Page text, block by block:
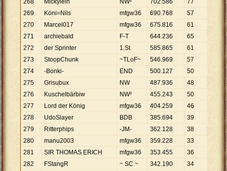
268
Mickylein NW² 702.586 77
124
269
Köni=Nils mfgw36 690.768 57 12
270
Marcel017 mfgw36 675.816 61
271
archiebald F-T 644.236 65 9
911
272
der Sprinter 1.St 585.865 61
273
StoopChunk ~TLoF~ 546.969 57 9. 596
274
-Bonki- END 500.127 50 10
275
Grisubux NW 487.936 48
276
Kuschelbärbiw NW² 455.243 50 . 105
277
Lord der König mfgw36 404.259 46
278
UdoSlayer BDB 385.694 39
890
279
Ritterphips -JM- 362.128 38
530
280
manu2003 mfgw36 359.228 33 10
281
SIR THOMAS ERICH mfgw36 353.455 36
818
282
FStangR ~ SC ~ 342.190 34